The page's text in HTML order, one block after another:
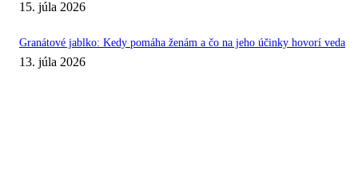
15. júla 2026
Granátové jablko: Kedy pomáha ženám a čo na jeho účinky hovorí veda
13. júla 2026